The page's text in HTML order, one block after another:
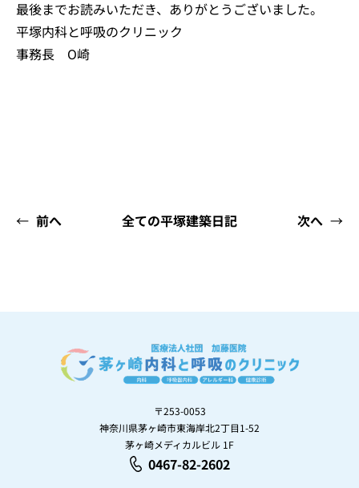
最後までお読みいただき、ありがとうございました。
平塚内科と呼吸のクリニック
事務長 O崎
← 前へ 全ての平塚建築日記 次へ →
〒253-0053
神奈川県茅ヶ崎市東海岸北2丁目1-52
茅ヶ崎メディカルビル 1F
0467-82-2602